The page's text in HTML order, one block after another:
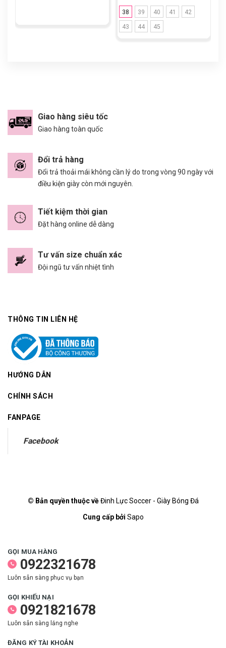
38 39 40 41 42
43 44 45
Giao hàng siêu tốc
Giao hàng toàn quốc
Đổi trả hàng
Đổi trả thoải mái không cần lý do trong vòng 90 ngày với
điều kiện giày còn mới nguyên.
Tiết kiệm thời gian
Đặt hàng online dễ dàng
Tư vấn size chuẩn xác
Đội ngũ tư vấn nhiệt tình
THÔNG TIN LIÊN HỆ
HƯỚNG DẪN
CHÍNH SÁCH
FANPAGE
Facebook
© Bản quyền thuộc vềĐinh Lực Soccer - Giày Bóng Đá
Cung cấp bởi Sapo
GỌI MUA HÀNG
0922321678
Luôn sẵn sàng phục vụ bạn
GỌI KHIẾU NẠI
0921821678
Luôn sẵn sàng lắng nghe
ĐĂNG KÝ TÀI KHOẢN